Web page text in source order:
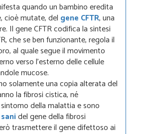
quando un bambino eredita
cioè mutate, del gene CFTR, una
Il gene CFTR codifica la sintesi
che se ben funzionante, regola il
al quale segue il movimento
verso l’esterno delle cellule
mucose.
solamente una copia alterata del
la fibrosi cistica, né
della malattia e sono
del gene della fibrosi
trasmettere il gene difettoso ai